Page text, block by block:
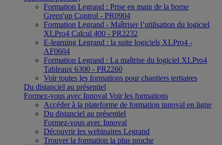
Formation Legrand : Prise en main de la borne
Green'up Control - PR0904
Formation Legrand - Maîtriser l’utilisation du logiciel
XLPro4 Calcul 400 - PR2232
E-learning Legrand : la suite logiciels XLPro4 -
AF0604
Formation Legrand : La maîtrise du logiciel XLPro4
Tableaux 6300 - PR2260
Voir toutes les formations pour chantiers tertiaires
Du distanciel au présentiel
Formez-vous avec Innoval Voir les formations
Accéder à la plateforme de formation innoval en ligne
Du distanciel au présentiel
Formez-vous avec Innoval
Découvrir les webinaires Legrand
Trouver la formation la plus proche